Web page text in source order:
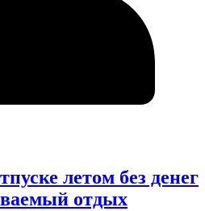
летом без денег
отдых